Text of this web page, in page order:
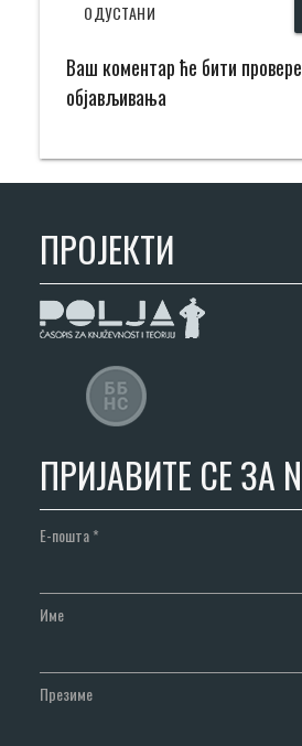
ОДУСТАНИ
Ваш коментар ће бити
објављивања
ПРОЈЕКТИ
ПРИЈАВИТЕ СЕ ЗА
Е-пошта*
Име
Презиме